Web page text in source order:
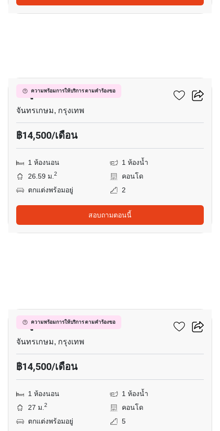
ความพร้อมการให้บริการ ตามคำร้องขอ
มารูน รัชดา 32
จันทรเกษม, กรุงเทพ
฿14,500/เดือน
1 ห้องนอน
1 ห้องน้ำ
26.59 ม.2
คอนโด
ตกแต่งพร้อมอยู่
2
สอบถามตอนนี้
ความพร้อมการให้บริการ ตามคำร้องขอ
มารูน รัชดา 32
จันทรเกษม, กรุงเทพ
฿14,500/เดือน
1 ห้องนอน
1 ห้องน้ำ
27 ม.2
คอนโด
ตกแต่งพร้อมอยู่
5